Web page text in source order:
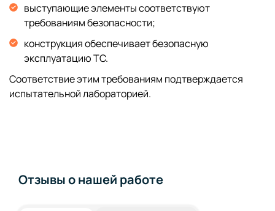
выступающие элементы соответствуют
требованиям безопасности;
конструкция обеспечивает безопасную
эксплуатацию ТС.
Соответствие этим требованиям подтверждается
испытательной лабораторией.
Отзывы о нашей работе